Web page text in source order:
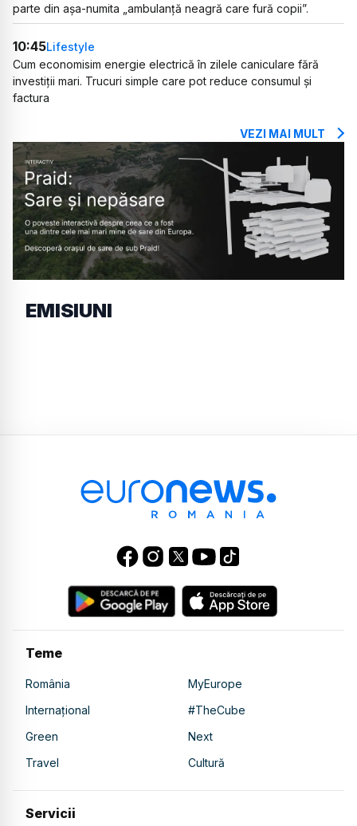
parte din așa-numita „ambulanță neagră care fură copii”.
10:45Lifestyle
Cum economisim energie electrică în zilele caniculare fără
investiții mari. Trucuri simple care pot reduce consumul și
factura
VEZI MAI MULT
EMISIUNI
Teme
România
MyEurope
Internațional
#TheCube
Green
Next
Travel
Cultură
Servicii